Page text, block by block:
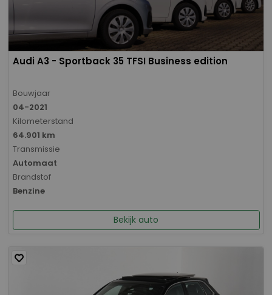
Audi A3 - Sportback 35 TFSI Business edition
Bouwjaar
04-2021
Kilometerstand
64.901 km
Transmissie
Automaat
Brandstof
Benzine
Bekijk auto